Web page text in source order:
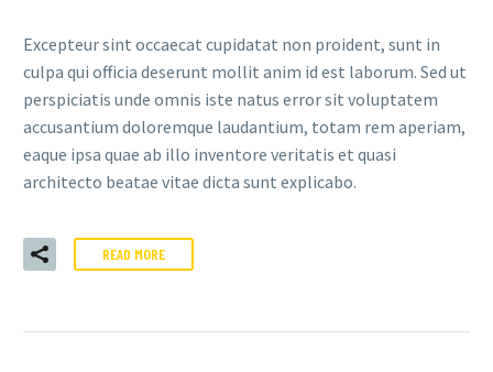
Excepteur sint occaecat cupidatat non proident, sunt in
culpa qui officia deserunt mollit anim id est laborum. Sed ut
perspiciatis unde omnis iste natus error sit voluptatem
accusantium doloremque laudantium, totam rem aperiam,
eaque ipsa quae ab illo inventore veritatis et quasi
architecto beatae vitae dicta sunt explicabo.
READ MORE